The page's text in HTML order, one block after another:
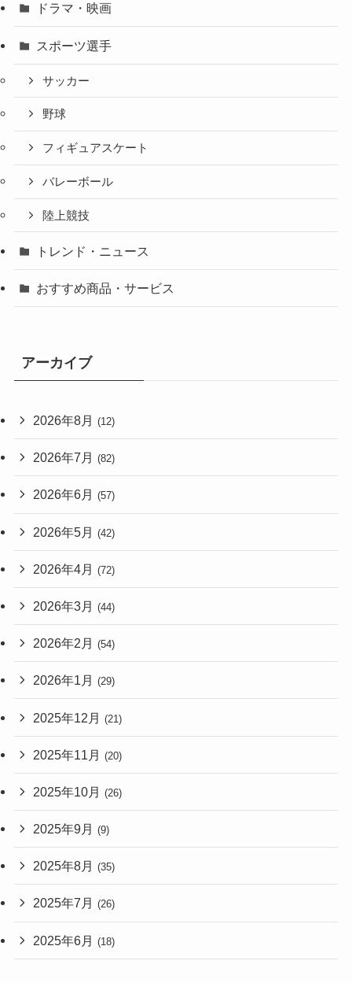
ドラマ・映画
スポーツ選手
サッカー
野球
フィギュアスケート
バレーボール
陸上競技
トレンド・ニュース
おすすめ商品・サービス
アーカイブ
2026年8月 (12)
2026年7月 (82)
2026年6月 (57)
2026年5月 (42)
2026年4月 (72)
2026年3月 (44)
2026年2月 (54)
2026年1月 (29)
2025年12月 (21)
2025年11月 (20)
2025年10月 (26)
2025年9月 (9)
2025年8月 (35)
2025年7月 (26)
2025年6月 (18)